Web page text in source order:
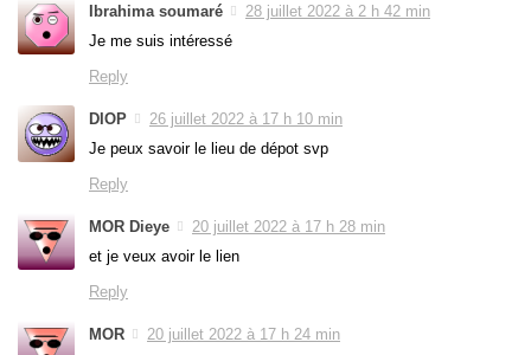
Ibrahima soumaré
28 juillet 2022 à 2 h 42 min
Je me suis intéressé
Reply
DIOP
26 juillet 2022 à 17 h 10 min
Je peux savoir le lieu de dépot svp
Reply
MOR Dieye
20 juillet 2022 à 17 h 28 min
et je veux avoir le lien
Reply
MOR
20 juillet 2022 à 17 h 24 min